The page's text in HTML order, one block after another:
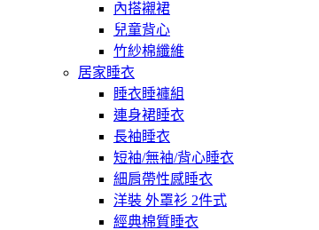
內搭襯裙
兒童背心
竹紗棉纖維
居家睡衣
睡衣睡褲組
連身裙睡衣
長袖睡衣
短袖/無袖/背心睡衣
細肩帶性感睡衣
洋裝 外罩衫 2件式
經典棉質睡衣